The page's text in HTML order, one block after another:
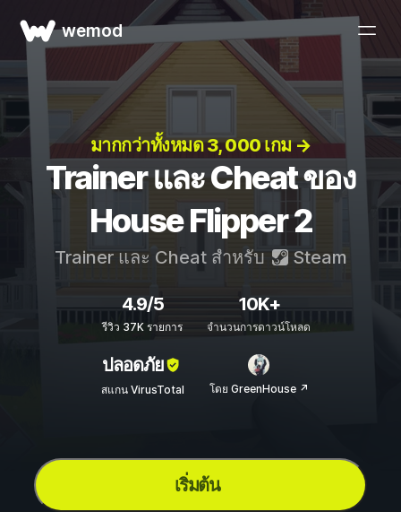
wemod
มากกว่าทั้งหมด 3, 000 เกม →
Trainer และ Cheat ของ
House Flipper 2
Trainer และ Cheat สำหรับ Steam
4.9/5
รีวิว 37K รายการ
10K+
จำนวนการดาวน์โหลด
ปลอดภัย
สแกน VirusTotal โดย GreenHouse ↗
เริ่มต้น